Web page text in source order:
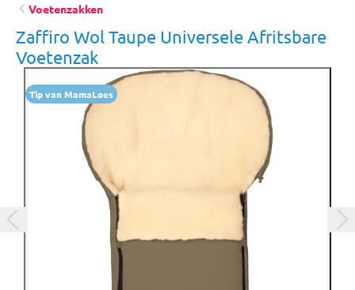
Voetenzakken
Zaffiro Wol Taupe Universele Afritsbare
Voetenzak
Tip van MamaLoes